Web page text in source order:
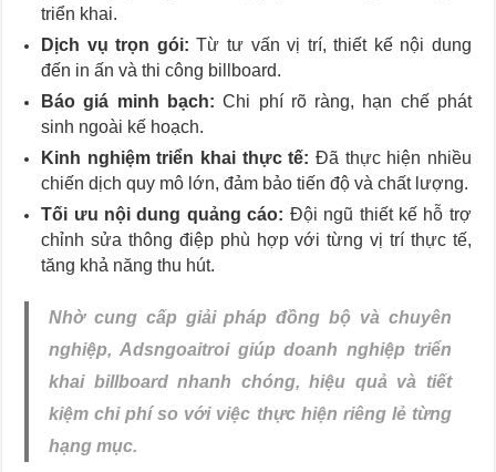
triển khai.
Dịch vụ trọn gói: Từ tư vấn vị trí, thiết kế nội dung
đến in ấn và thi công billboard.
Báo giá minh bạch: Chi phí rõ ràng, hạn chế phát
sinh ngoài kế hoạch.
Kinh nghiệm triển khai thực tế: Đã thực hiện nhiều
chiến dịch quy mô lớn, đảm bảo tiến độ và chất lượng.
Tối ưu nội dung quảng cáo: Đội ngũ thiết kế hỗ trợ
chỉnh sửa thông điệp phù hợp với từng vị trí thực tế,
tăng khả năng thu hút.
Nhờ cung cấp giải pháp đồng bộ và chuyên
nghiệp, Adsngoaitroi giúp doanh nghiệp triển
khai billboard nhanh chóng, hiệu quả và tiết
kiệm chi phí so với việc thực hiện riêng lẻ từng
hạng mục.